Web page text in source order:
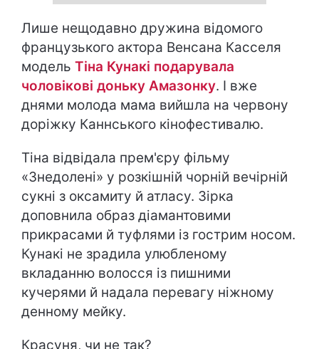
Лише нещодавно дружина відомого
французького актора Венсана Касселя
модель Тіна Кунакі подарувала
чоловікові доньку Амазонку. І вже
днями молода мама вийшла на червону
доріжку Каннського кінофестивалю.
Тіна відвідала прем'єру фільму
«Знедолені» у розкішній чорній вечірній
сукні з оксамиту й атласу. Зірка
доповнила образ діамантовими
прикрасами й туфлями із гострим носом.
Кунакі не зрадила улюбленому
вкладанню волосся із пишними
кучерями й надала перевагу ніжному
денному мейку.
Красуня, чи не так?